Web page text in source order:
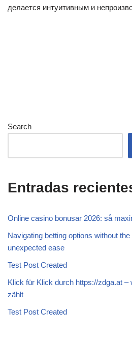
делается интуитивным и
Search
Entradas
Online casino bonusar 2026: så
Navigating betting options without
unexpected ease
Test Post Created
Klick für Klick durch https://zdga.at
zählt
Test Post Created